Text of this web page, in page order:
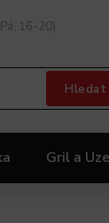
16-20)
Hledat
Gril a